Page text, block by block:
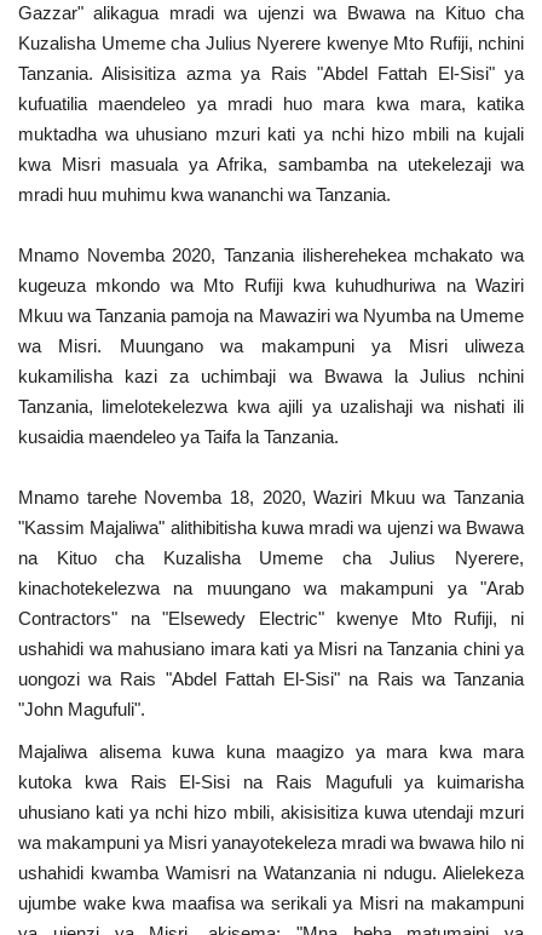
Gazzar" alikagua mradi wa ujenzi wa Bwawa na Kituo cha
Kuzalisha Umeme cha Julius Nyerere kwenye Mto Rufiji, nchini
Tanzania. Alisisitiza azma ya Rais "Abdel Fattah El-Sisi" ya
kufuatilia maendeleo ya mradi huo mara kwa mara, katika
muktadha wa uhusiano mzuri kati ya nchi hizo mbili na kujali
kwa Misri masuala ya Afrika, sambamba na utekelezaji wa
mradi huu muhimu kwa wananchi wa Tanzania.
Mnamo Novemba 2020, Tanzania ilisherehekea mchakato wa
kugeuza mkondo wa Mto Rufiji kwa kuhudhuriwa na Waziri
Mkuu wa Tanzania pamoja na Mawaziri wa Nyumba na Umeme
wa Misri. Muungano wa makampuni ya Misri uliweza
kukamilisha kazi za uchimbaji wa Bwawa la Julius nchini
Tanzania, limelotekelezwa kwa ajili ya uzalishaji wa nishati ili
kusaidia maendeleo ya Taifa la Tanzania.
Mnamo tarehe Novemba 18, 2020, Waziri Mkuu wa Tanzania
"Kassim Majaliwa" alithibitisha kuwa mradi wa ujenzi wa Bwawa
na Kituo cha Kuzalisha Umeme cha Julius Nyerere,
kinachotekelezwa na muungano wa makampuni ya "Arab
Contractors" na "Elsewedy Electric" kwenye Mto Rufiji, ni
ushahidi wa mahusiano imara kati ya Misri na Tanzania chini ya
uongozi wa Rais "Abdel Fattah El-Sisi" na Rais wa Tanzania
"John Magufuli".
Majaliwa alisema kuwa kuna maagizo ya mara kwa mara
kutoka kwa Rais El-Sisi na Rais Magufuli ya kuimarisha
uhusiano kati ya nchi hizo mbili, akisisitiza kuwa utendaji mzuri
wa makampuni ya Misri yanayotekeleza mradi wa bwawa hilo ni
ushahidi kwamba Wamisri na Watanzania ni ndugu. Alielekeza
ujumbe wake kwa maafisa wa serikali ya Misri na makampuni